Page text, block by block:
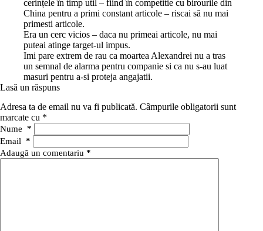
cerințele în timp util – fiind în competitie cu birourile din
China pentru a primi constant articole – riscai să nu mai
primesti articole.
Era un cerc vicios – daca nu primeai articole, nu mai
puteai atinge target-ul impus.
Imi pare extrem de rau ca moartea Alexandrei nu a tras
un semnal de alarma pentru companie si ca nu s-au luat
masuri pentru a-si proteja angajatii.
Lasă un răspuns
Adresa ta de email nu va fi publicată. Câmpurile obligatorii sunt
marcate cu *
Nume *
Email *
Adaugă un comentariu *